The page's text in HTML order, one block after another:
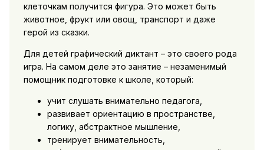
клеточкам получится фигура. Это может быть
животное, фрукт или овощ, транспорт и даже
герой из сказки.
Для детей графический диктант – это своего рода
игра. На самом деле это занятие – незаменимый
помощник подготовке к школе, который:
учит слушать внимательно педагога,
развивает ориентацию в пространстве,
логику, абстрактное мышление,
тренирует внимательность,